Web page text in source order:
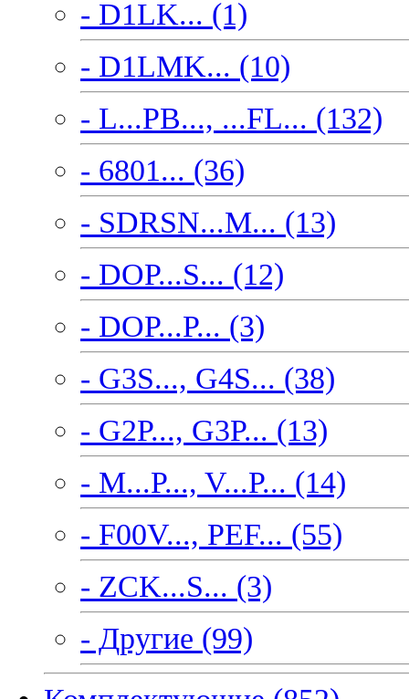
- D1LK... (1)
- D1LMK... (10)
- L...PB..., ...FL... (132)
- 6801... (36)
- SDRSN...M... (13)
- DOP...S... (12)
- DOP...P... (3)
- G3S..., G4S... (38)
- G2P..., G3P... (13)
- M...P..., V...P... (14)
- F00V..., PEF... (55)
- ZCK...S... (3)
- Другие (99)